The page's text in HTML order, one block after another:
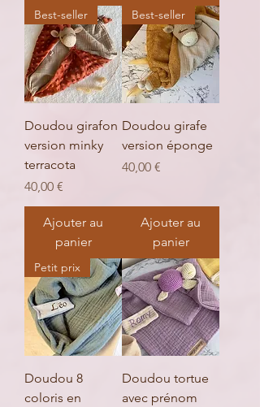
Best-seller
Doudou girafon
version minky
terracota
Prix
40,00 €
Ajouter au
panier
Best-seller
Doudou girafe
version éponge
Prix
40,00 €
Ajouter au
panier
Petit prix
Doudou 8
coloris en
Doudou tortue
avec prénom